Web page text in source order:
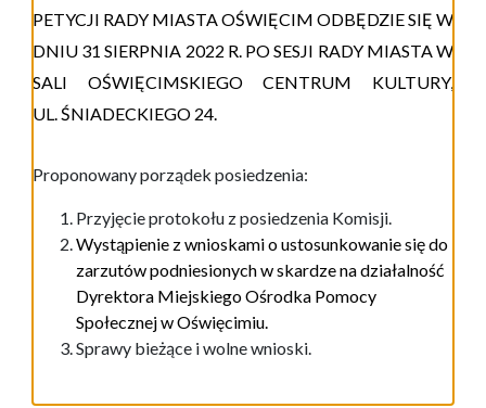
PETYCJI RADY MIASTA OŚWIĘCIM ODBĘDZIE SIĘ W
DNIU 31 SIERPNIA 2022 R. PO SESJI RADY MIASTA W
SALI OŚWIĘCIMSKIEGO CENTRUM KULTURY,
UL. ŚNIADECKIEGO 24.
Proponowany porządek posiedzenia:
Przyjęcie protokołu z posiedzenia Komisji.
Wystąpienie z wnioskamio ustosunkowanie się do
zarzutów podniesionych w skardzena działalność
Dyrektora Miejskiego Ośrodka Pomocy
Społecznej w Oświęcimiu.
Sprawy bieżące i wolne wnioski.